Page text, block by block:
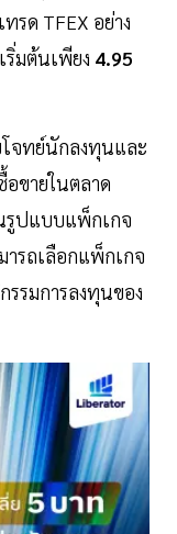
รด TFEX อย่าง
ริ่มต้นเพียง 4.95
จทย์นักลงทุนและ
ขายในตลาด
รูปแบบแพ็กเกจ
ารถเลือกแพ็กเกจ
รมการลงทุนของ